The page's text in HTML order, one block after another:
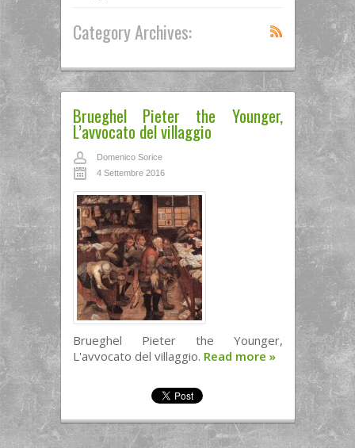
Category Archives:
Brueghel Pieter the Younger,
L’avvocato del villaggio
Domenico Sorice
4 Settembre 2016
Brueghel Pieter the Younger,
L'avvocato del villaggio. Read more »